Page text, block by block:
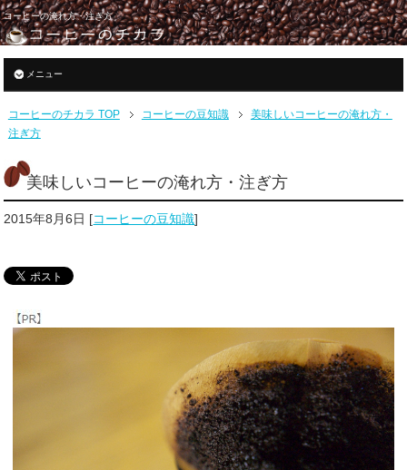
コーヒーの淹れ方・注ぎ方
メニュー
コーヒーのチカラ TOP コーヒーの豆知識
美味しいコーヒーの淹れ方・
注ぎ方
美味しいコーヒーの淹れ方・注ぎ方
2015年8月6日 [コーヒーの豆知識]